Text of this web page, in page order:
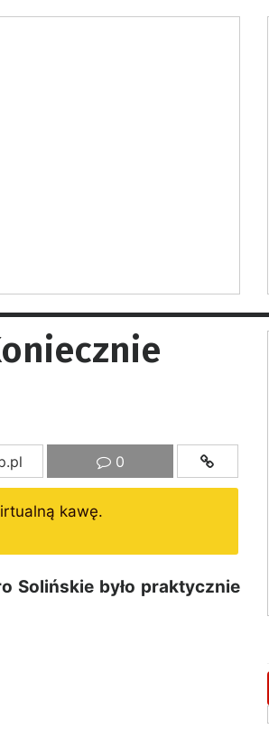
0
kawę.
Solińskie było praktycznie